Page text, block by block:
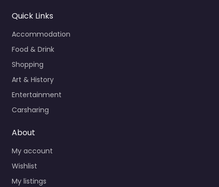
Quick Links
Accommodation
Food & Drink
Shopping
Art & History
Entertainment
Carsharing
About
My account
Wishlist
My listings